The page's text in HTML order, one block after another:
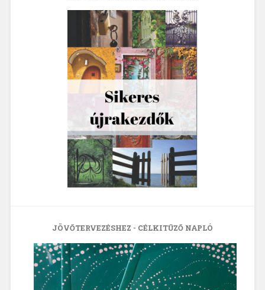
JÖVŐTERVEZÉSHEZ - CÉLKITŰZŐ NAPLÓ